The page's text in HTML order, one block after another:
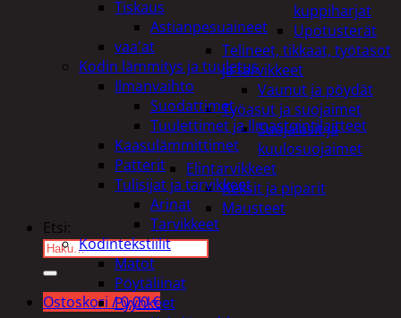
kuppiharjat
Upotusterät
Telineet, tikkaat, työtasot
ja tarvikkeet
Vaunut ja pöydät
Työasut ja suojaimet
Suojalasit ja
kuulosuojaimet
Elintarvikkeet
Keksit ja piparit
Mausteet
Etsi:
Ostoskori /0,00€
Tiskaus
Astianpesuaineet
vaa'at
Kodin lämmitys ja tuuletus
Ilmanvaihto
Suodattimet
Tuulettimet ja Ilmastointilaitteet
Kaasulämmittimet
Patterit
Tulisijat ja tarvikkeet
Arinat
Tarvikkeet
Kodintekstiilit
Matot
Pöytäliinat
Pyyhkeet